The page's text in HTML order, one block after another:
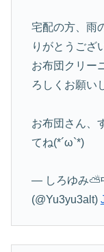
宅配の方、雨
りがとうござ
お布団クリー
ろしくお願い
お布団さん、
てね(*´ω`*)
— しろゆみ⛅
(@Yu3yu3alt)